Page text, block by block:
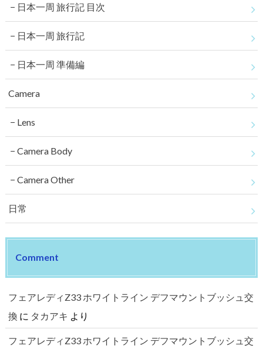
日本一周 旅行記 目次
日本一周 旅行記
日本一周 準備編
Camera
Lens
Camera Body
Camera Other
日常
Comment
フェアレディZ33 ホワイトライン デフマウントブッシュ交
換 に タカアキ より
フェアレディZ33 ホワイトライン デフマウントブッシュ交